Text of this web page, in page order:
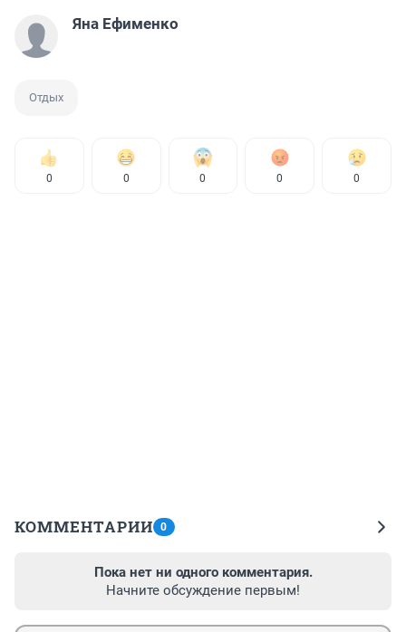
Яна Ефименко
Отдых
0 0 0 0 0
КОММЕНТАРИИ 0
Пока нет ни одного комментария.
Начните обсуждение первым!